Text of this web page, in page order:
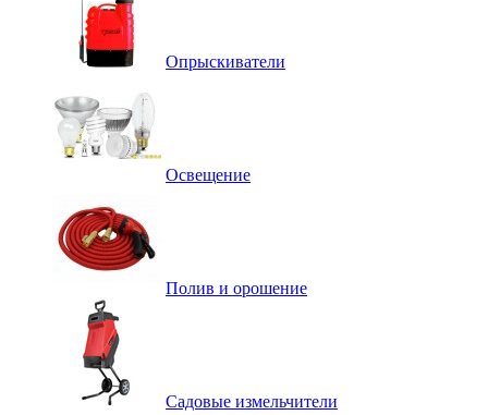
Опрыскиватели
Освещение
Полив и орошение
Садовые измельчители